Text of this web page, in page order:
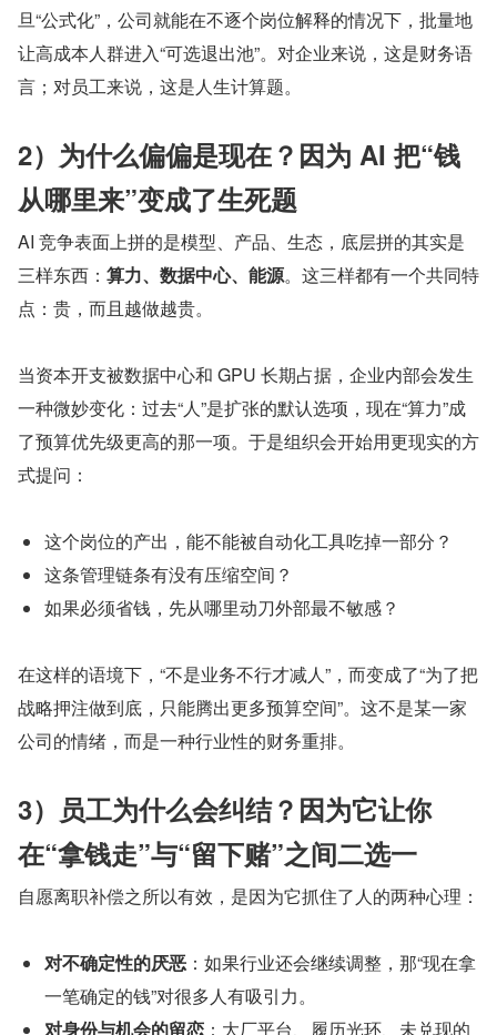
旦“公式化”，公司就能在不逐个岗位解释的情况下，批量地
让高成本人群进入“可选退出池”。对企业来说，这是财务语
言；对员工来说，这是人生计算题。
2）为什么偏偏是现在？因为 AI 把“钱
从哪里来”变成了生死题
AI 竞争表面上拼的是模型、产品、生态，底层拼的其实是
三样东西： 算力、数据中心、能源。这三样都有一个共同特
点：贵，而且越做越贵。
当资本开支被数据中心和 GPU 长期占据，企业内部会发生
一种微妙变化：过去“人”是扩张的默认选项，现在“算力”成
了预算优先级更高的那一项。于是组织会开始用更现实的方
式提问：
这个岗位的产出，能不能被自动化工具吃掉一部分？
这条管理链条有没有压缩空间？
如果必须省钱，先从哪里动刀外部最不敏感？
在这样的语境下，“不是业务不行才减人”，而变成了“为了把
战略押注做到底，只能腾出更多预算空间”。这不是某一家
公司的情绪，而是一种行业性的财务重排。
3）员工为什么会纠结？因为它让你
在“拿钱走”与“留下赌”之间二选一
自愿离职补偿之所以有效，是因为它抓住了人的两种心理：
对不确定性的厌恶 ：如果行业还会继续调整，那“现在拿
一笔确定的钱”对很多人有吸引力。
对身份与机会的留恋 ：大厂平台、履历光环、未兑现的